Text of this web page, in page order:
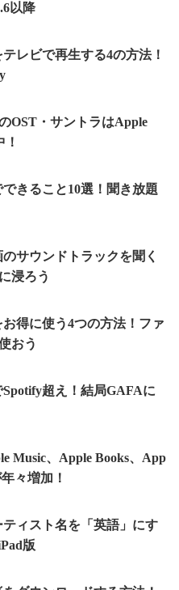
以降
テレビで再生する4の方法！
OST・サントラはApple
できること10選！聞き放題
サウンドトラックを聞く
浸ろう
お得に使う4つの方法！ファ
おう
超え！結局GAFAに
Music、Apple Books、App
々増加！
ィスト名を「英語」にす
版